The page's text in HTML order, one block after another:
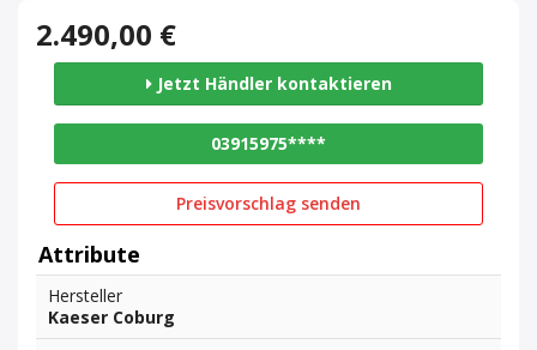
2.490,00 €
Jetzt Händler kontaktieren
03915975****
Preisvorschlag senden
Attribute
Hersteller
Kaeser Coburg